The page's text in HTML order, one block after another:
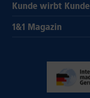
Kunde wirbt Kunde
1&1 Magazin